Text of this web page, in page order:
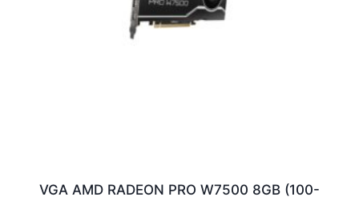
VGA AMD RADEON PRO W7500 8GB (100-